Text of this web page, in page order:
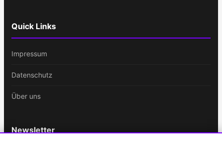
Quick Links
Impressum
Datenschutz
Über uns
Newsletter